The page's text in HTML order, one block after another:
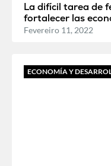
La difícil tarea de
fortalecer las
Fevereiro 11, 2022
ECONOMÍA Y